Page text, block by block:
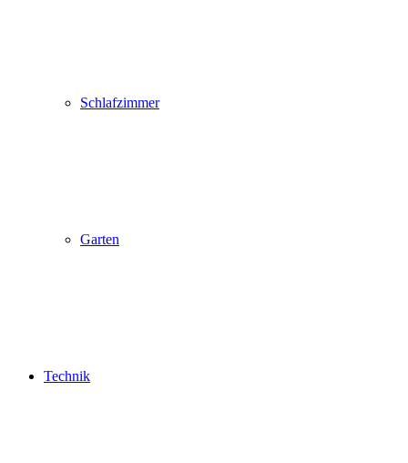
Schlafzimmer
Garten
Technik